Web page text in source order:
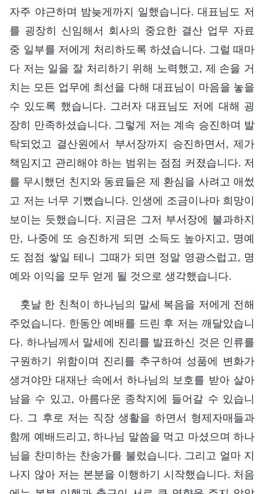
자주 야근하며 밤늦게까지 일했습니다. 대표님도 저
를 굉장히 신임해서 회사의 중요한 결산 업무 자료
중 일부를 저에게 처리하도록 하셨습니다. 그럴 때마
다 저는 일을 잘 처리하기 위해 노력했고, 제 손을 거
치는 모든 업무에 최선을 다해 대표님이 마음을 놓을
수 있도록 했습니다. 그러자 대표님도 저에 대해 굉
장히 만족하셨습니다. 그렇게 저는 계속 승진하며 발
탁되었고 결산원에서 부서장까지 승진하면서, 제가
책임지고 관리해야 하는 범위는 점점 커졌습니다. 저
를 무시했던 친지와 동료들은 제 환심을 사려고 애썼
고 저는 너무 기뻤습니다. 인생에 조금이나마 희망이
보이는 듯했습니다. 지금은 그저 부서장에 불과하지
만, 나중에 또 승진하게 되면 소득도 높아지고, 명예
도 점점 쌓일 테니 그때가 되면 정말 영광스럽고, 명
예와 이익을 모두 얻게 될 것으로 생각했습니다.
훗날 한 친척이 하나님의 말세 복음을 저에게 전해
주었습니다. 한동안 예배를 드린 후 저는 깨달았습니
다. 하나님께서 말세에 진리를 발표하신 것은 인류를
구원하기 위함이며 진리를 추구하여 성품에 변화가
생겨야만 대재난 속에서 하나님의 보호를 받아 살아
남을 수 있고, 아름다운 종착지에 들어갈 수 있습니
다. 그 후로 저는 직장 생활을 하면서 형제자매들과
함께 예배드리고, 하나님 말씀을 먹고 마셨으며 하나
님을 찬미하는 찬송가를 불렀습니다. 그리고 얼마 지
나지 않아 저는 본분을 이행하기 시작했습니다. 처음